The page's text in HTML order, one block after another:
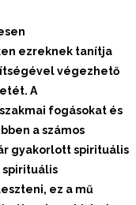
ezreknek tanítja
végezhető
A
fogásokat és
a számos
gyakorlott spirituális
spirituális
ez a mű